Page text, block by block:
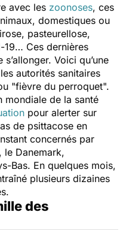
avec les zoonoses, ces
domestiques ou
pasteurellose,
19… Ces dernières
Voici qu’une
autorités sanitaires
"fièvre du perroquet".
mondiale de la santé
pour alerter sur
de psittacose en
concernés par
le Danemark,
Bas. En quelques mois,
plusieurs dizaines
des